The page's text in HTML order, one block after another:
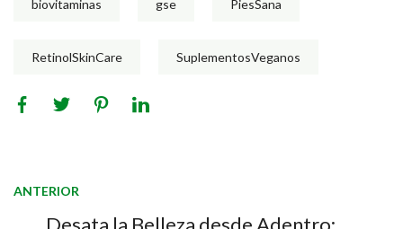
biovitaminas gse PiesSana
RetinolSkinCare SuplementosVeganos
ANTERIOR
Desata la Belleza desde Adentro: